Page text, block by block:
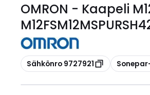
OMRON - Kaapeli
Kopioi
Sähkönro 9727921 Kopioi